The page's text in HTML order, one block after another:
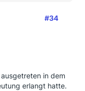
#34
in dem
erlangt hatte.